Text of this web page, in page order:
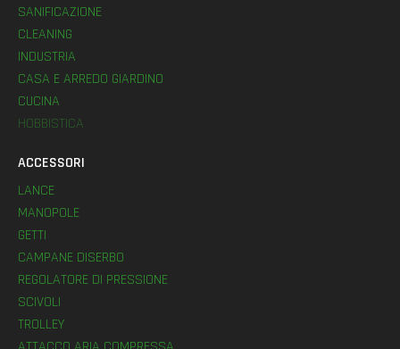
SANIFICAZIONE
CLEANING
INDUSTRIA
CASA E ARREDO GIARDINO
CUCINA
HOBBISTICA
ACCESSORI
LANCE
MANOPOLE
GETTI
CAMPANE DISERBO
REGOLATORE DI PRESSIONE
SCIVOLI
TROLLEY